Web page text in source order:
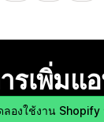
รเพิ่มแ
ลองใช้งาน Shopify